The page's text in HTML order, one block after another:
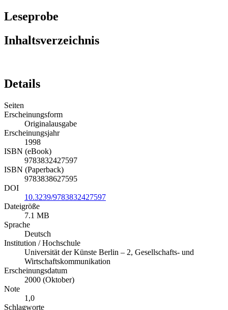
Leseprobe
Inhaltsverzeichnis
Details
Seiten
Erscheinungsform
Originalausgabe
Erscheinungsjahr
1998
ISBN (eBook)
9783832427597
ISBN (Paperback)
9783838627595
DOI
10.3239/9783832427597
Dateigröße
7.1 MB
Sprache
Deutsch
Institution / Hochschule
Universität der Künste Berlin – 2, Gesellschafts- und
Wirtschaftskommunikation
Erscheinungsdatum
2000 (Oktober)
Note
1,0
Schlagworte